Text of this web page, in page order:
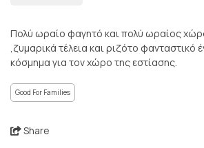
Πολύ ωραίο φαγητό και πολύ ωραίος
,ζυμαρικά τέλεια και ριζότο φανταστικό
κόσμημα για τον χώρο της εστίασης.
Good For Families
Share